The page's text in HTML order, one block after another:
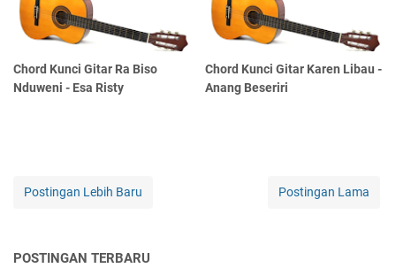
Chord Kunci Gitar Ra Biso
Nduweni - Esa Risty
Chord Kunci Gitar Karen Libau -
Anang Beseriri
Postingan Lebih Baru Postingan Lama
POSTINGAN TERBARU